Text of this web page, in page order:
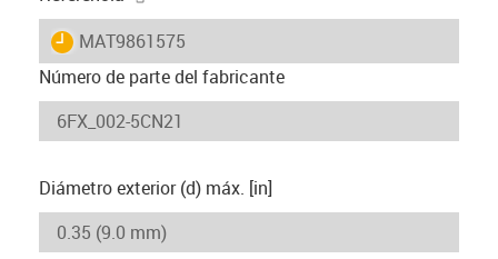
igus-icon-lieferzeit
MAT9861575
Número de parte del fabricante
Diámetro exterior (d) máx. [in]